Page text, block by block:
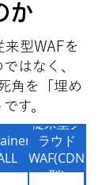
か
型WAFを
はなく、
角を「埋め
す。
従来型ク
ラウド
WAF(CDN
型)